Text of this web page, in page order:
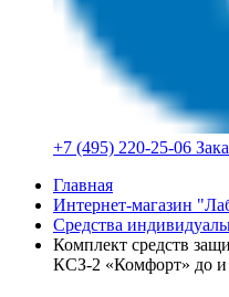
+7 (495) 220-25-06
Главная
Интернет-магазин
Средства
Комплект средств
КСЗ-2 «Комфорт» до